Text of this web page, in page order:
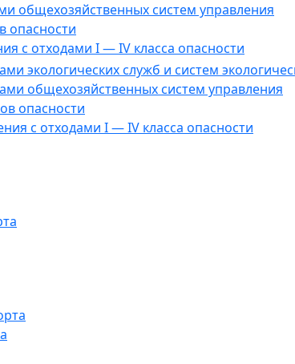
общехозяйственных систем управления
опасности
с отходами I — IV класса опасности
экологических служб и систем
общехозяйственных систем управления
опасности
с отходами I — IV класса опасности